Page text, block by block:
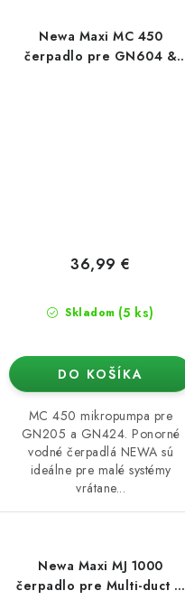
Newa Maxi MC 450
čerpadlo pre GN604 &
Skladom (5 ks)
36,99 €
DO KOŠÍKA
MC 450 mikropumpa pre
GN205 a GN424. Ponorné
vodné čerpadlá NEWA sú
ideálne pre malé systémy
vrátane...
Newa Maxi MJ 1000
čerpadlo pre Multi-duct &